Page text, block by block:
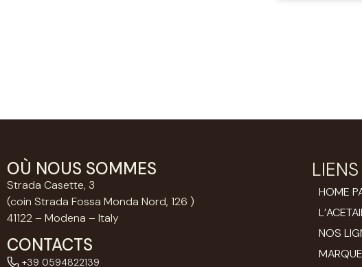
OÙ NOUS SOMMES
Strada Casette, 3
(coin Strada Fossa Monda Nord, 126 )
41122 – Modena – Italy
CONTACTS
+39 0594822139
HOME
NOS